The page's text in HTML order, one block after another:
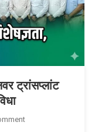
ट्रांसप्लांट
On अब जालंधर में